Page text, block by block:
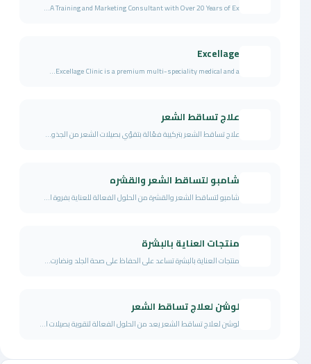
A Training and Marketing Consultant with Over 20 Years of Ex...
Excellage
Excellage Clinic is a premium multi-speciality medical and a...
علاج تساقط الشعر
علاج تساقط الشعر بتركيبة فعّالة بتقوّي بصيلات الشعر من الجذو...
شامبو لتساقط الشعر والقشره
شامبو لتساقط الشعر والقشرة من الحلول الفعالة للعناية بفروة ا...
منتجات العناية بالبشرة
منتجات العناية بالبشرة تساعد على الحفاظ على صحة الجلد ونضارت...
لوشن لعلاج تساقط الشعر
لوشن لعلاج تساقط الشعر يعد من الحلول الفعالة لتقوية بصيلات ا...